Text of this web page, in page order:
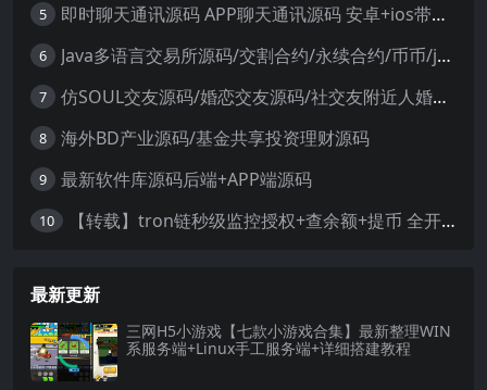
5 即时聊天通讯源码 APP聊天通讯源码 安卓+ios带后端源码控制
6 Java多语言交易所源码/交割合约/永续合约/币币/java服务端
7 仿SOUL交友源码/婚恋交友源码/社交友附近人婚恋约仿陌陌APP源码系统
8 海外BD产业源码/基金共享投资理财源码
9 最新软件库源码后端+APP端源码
10 【转载】tron链秒级监控授权+查余额+提币 全开源带视频教程文字教程
最新更新
三网H5小游戏【七款小游戏合集】最新整理WIN
系服务端+Linux手工服务端+详细搭建教程